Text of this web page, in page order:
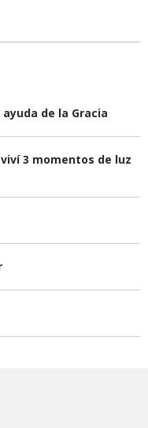
de la Gracia
3 momentos de luz